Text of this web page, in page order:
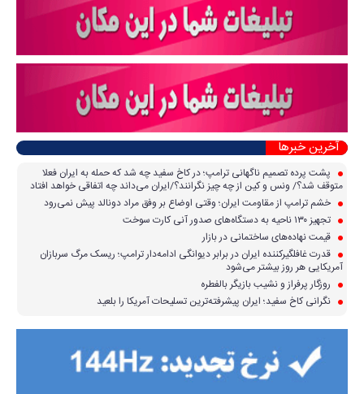
آخرین خبرها
پشت پرده تصمیم ناگهانی ترامپ؛ در کاخ سفید چه شد که حمله به ایران فعلا
متوقف شد؟/ ونس و کین از چه چیز نگرانند؟/ایران می‌داند چه اتفاقی خواهد افتاد
خشم ترامپ از مقاومت ایران؛ وقتی اوضاع بر وفق مراد دونالد پیش نمی‌رود
تجهیز ۱۳۰ ناحیه به دستگاه‌های صدور آنی کارت سوخت
قیمت نهاده‌های ساختمانی در بازار
قدرت غافلگیرکننده ایران در برابر دیوانگی ادامه‌دار ترامپ؛ ریسک مرگ سربازان
آمریکایی هر روز بیشتر می‌شود
روزگار پرفراز و نشیب بازیگر بالفطره
نگرانی کاخ سفید؛ ایران پیشرفته‌ترین تسلیحات آمریکا را بلعید